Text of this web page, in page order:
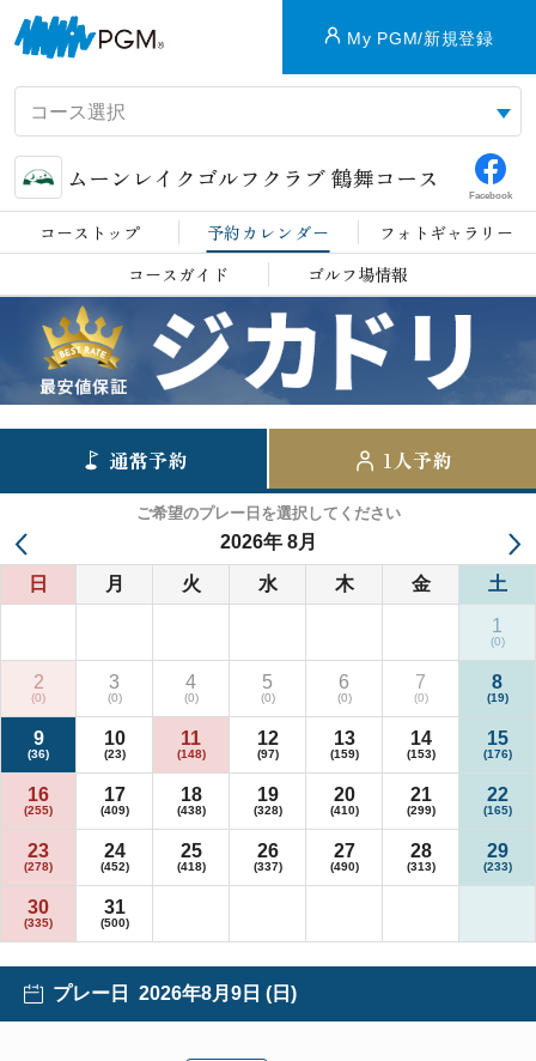
My PGM/新規登録
ムーンレイクゴルフクラブ 鶴舞コース
Facebook
コーストップ 予約カレンダー
フォトギャラリー
コースガイド
ゴルフ場情報
通常予約 1人予約
ご希望のプレー日を選択してください
2026年 8月
日 月 火 水 木 金 土
1
2 3 4 5 6 7 8
9 10 11 12 13 14 15
16 17 18 19 20 21 22
23 24 25 26 27 28 29
30 31
プレー日 2026年8月9日 (日)